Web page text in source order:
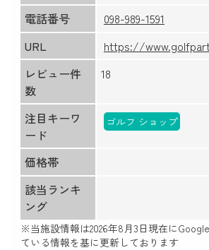
電話番号
098-989-1591
URL
https://
レビュー件
数
18
注目キーワ
ード
ゴルフ ショップ
価格帯
該当ランキ
ング
※当施設情報は2026年8月3日現在に
ている情報を基に更新しております